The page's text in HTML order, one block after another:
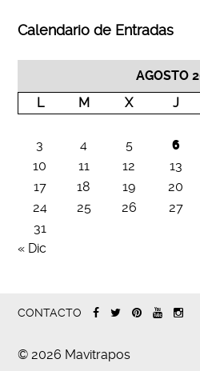
Calendario de Entradas
AGOSTO
L
M X J
3
4 5 6
10
11 12 13
17
18 19 20
24
25 26 27
31
« Dic
CONTACTO
© 2026 Mavitrapos